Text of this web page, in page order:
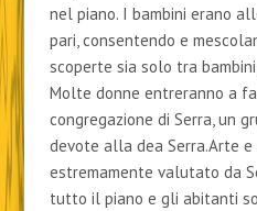
nel piano. I bambini erano
pari, consentendo e
scoperte sia solo tra
Molte donne entreranno a
congregazione di Serra, un
devote alla dea Serra.Arte e
estremamente valutato da
tutto il piano e gli abitanti